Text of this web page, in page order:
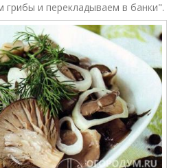
грибы и перекладываем в банки".